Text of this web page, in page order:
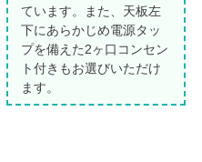
ています。また、天板左
下にあらかじめ電源タッ
プを備えた2ヶ口コンセン
ト付きもお選びいただけ
ます。